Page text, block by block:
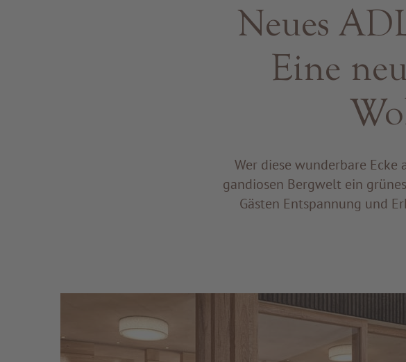
Neues
Eine
Wer diese wunderbare Ecke
gandiosen Bergwelt ein
Gästen Entspannung und